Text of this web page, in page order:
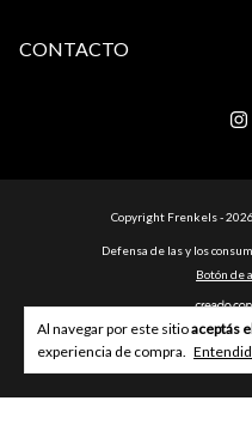
Al navegar por este sitioaceptás
experiencia de compra.
CONTACTO
Copyright Frenkels -
Defensa de las y los
Botón de